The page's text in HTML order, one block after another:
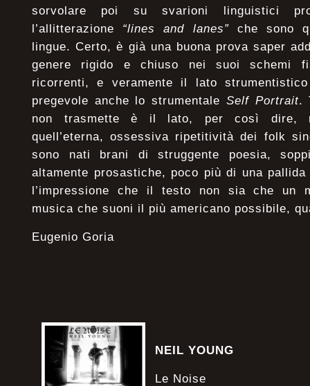
sorvolare poi su svarioni linguistici
l’allitterazione “lines and lanes” che sono
lingue. Certo, è già una buona prova saper
genere rigido e chiuso nei suoi schemi
ricorrenti, e veramente il lato
pregevole anche lo strumentale Self Portrait.
non trasmette è il lato, per così dire,
quell’eterna, ossessiva ripetitività dei folk
sono nati brani di struggente poesia,
altamente prosastiche, poco più di una
l’impressione che il testo non sia che un
musica che suoni il più americano possibile,
Eugenio Goria
NEIL YOUNG
Le Noise